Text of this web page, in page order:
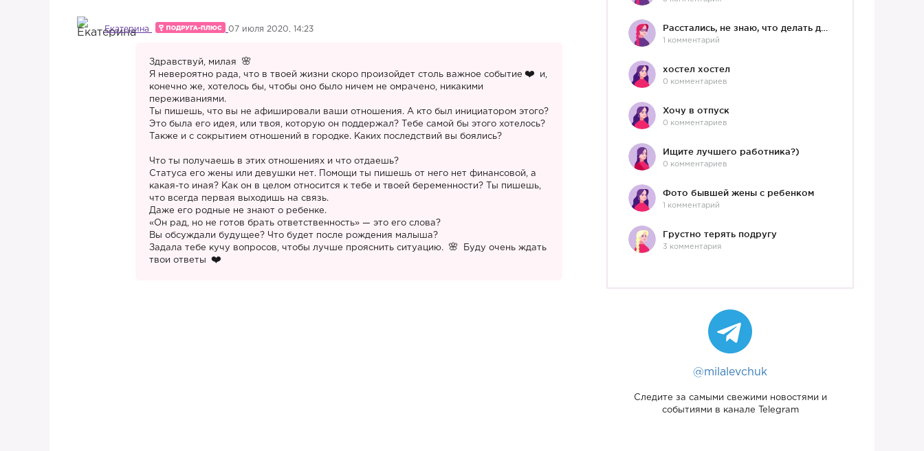
Екатерина 07 июля 2020, 14:23
Здравствуй, милая
Я невероятно рада, что в твоей жизни скоро произойдет столь важное событие
и,
конечно же, хотелось бы, чтобы оно было ничем не омрачено, никакими
переживаниями.
Ты пишешь, что вы не афишировали ваши отношения. А кто был инициатором этого?
Это была его идея, или твоя, которую он поддержал? Тебе самой бы этого хотелось?
Также и с сокрытием отношений в городке. Каких последствий вы боялись?
Что ты получаешь в этих отношениях и что отдаешь?
Статуса его жены или девушки нет. Помощи ты пишешь от него нет финансовой, а
какая-то иная? Как он в целом относится к тебе и твоей беременности? Ты пишешь,
что всегда первая выходишь на связь.
Даже его родные не знают о ребенке.
«Он рад, но не готов брать ответственность» — это его слова?
Вы обсуждали будущее? Что будет после рождения малыша?
Задала тебе кучу вопросов, чтобы лучше прояснить ситуацию.
Буду очень ждать
твои ответы
1 комментарий
хостел хостел
0 комментариев
Хочу в отпуск
0 комментариев
Ищите лучшего работника?)
0 комментариев
Фото бывшей жены с ребенком
1 комментарий
Грустно терять подругу
3 комментария
@milalevchuk
Следите за самыми свежими новостями и
событиями в канале Telegram